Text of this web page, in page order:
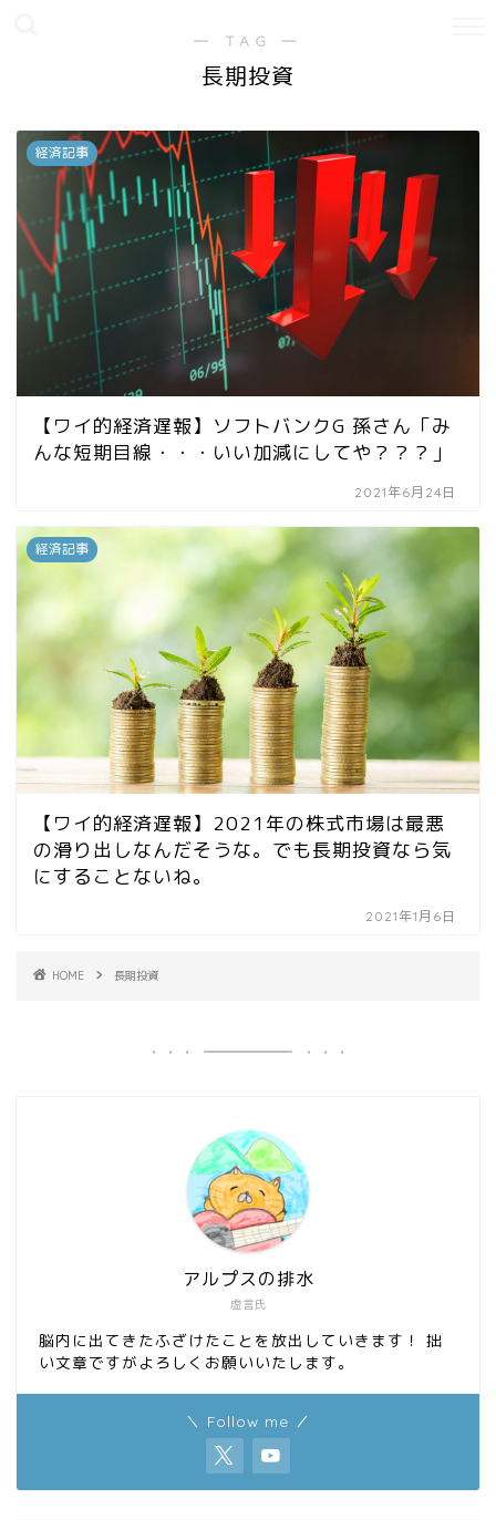
― TAG ―
長期投資
経済記事
【ワイ的経済遅報】ソフトバンクG 孫さん「み
んな短期目線・・・いい加減にしてや？？？」
2021年6月24日
経済記事
【ワイ的経済遅報】2021年の株式市場は最悪
の滑り出しなんだそうな。でも長期投資なら気
にすることないね。
2021年1月6日
HOME 長期投資
虚言氏
アルプスの排水
脳内に出てきたふざけたことを放出していきます！ 拙
い文章ですがよろしくお願いいたします。
＼ Follow me ／